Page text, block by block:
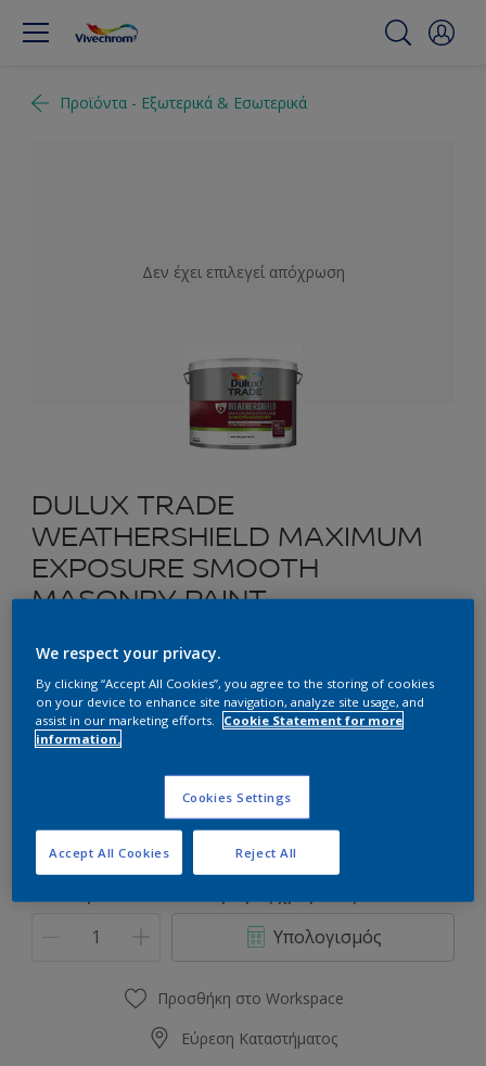
Προϊόντα - Εξωτερικά & Εσωτερικά
Δεν έχει επιλεγεί απόχρωση
DULUX TRADE
WEATHERSHIELD MAXIMUM
EXPOSURE SMOOTH
MASONRY PAINT
Ακρυλικό Ελαστομερές Χρώμα για Εξωτερική Χρήση
Επιλέξτε μια απόχρωση
2.5L 9L
Υπολογισμός
Προσθήκη στο Workspace
Εύρεση Καταστήματος
We respect your privacy.
By clicking “Accept All Cookies”, you agree to the storing of cookies
on your device to enhance site navigation, analyze site usage, and
assist in our marketing efforts.
Cookie Statement for more
information.
Cookies Settings
Reject All
Accept All Cookies